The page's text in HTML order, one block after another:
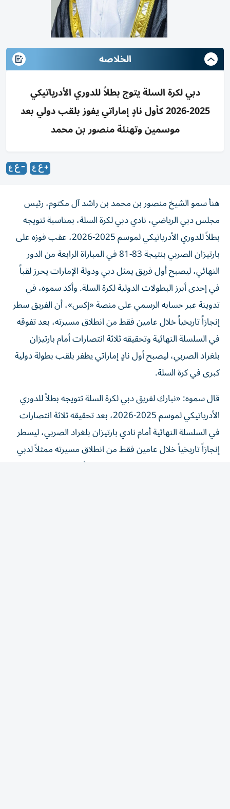
الخلاصه
دبي لكرة السلة يتوج بطلاً للدوري الأدرياتيكي
2025-2026 كأول نادٍ إماراتي يفوز بلقب دولي بعد
موسمين وتهنئة منصور بن محمد
هنأ سمو الشيخ منصور بن محمد بن راشد آل مكتوم، رئيس
مجلس دبي الرياضي، نادي دبي لكرة السلة، بمناسبة تتويجه
بطلاً للدوري الأدرياتيكي لموسم 2025-2026، عقب فوزه على
بارتيزان الصربي بنتيجة 83-81 في المباراة الرابعة من الدور
النهائي، ليصبح أول فريق يمثل دبي ودولة الإمارات يحرز لقباً
في إحدى أبرز البطولات الدولية لكرة السلة. وأكد سموه، في
تدوينة عبر حسابه الرسمي على منصة «إكس»، أن الفريق سطر
إنجازاً تاريخياً خلال عامين فقط من انطلاق مسيرته، بعد تفوقه
في السلسلة النهائية وتحقيقه ثلاثة انتصارات أمام بارتيزان
بلغراد الصربي، ليصبح أول نادٍ إماراتي يظفر بلقب بطولة دولية
كبرى في كرة السلة.
قال سموه: «نبارك لفريق دبي لكرة السلة تتويجه بطلاً للدوري
الأدرياتيكي لموسم 2025-2026، بعد تحقيقه ثلاثة انتصارات
في السلسلة النهائية أمام نادي بارتيزان بلغراد الصربي، ليسطر
إنجازاً تاريخياً خلال عامين فقط من انطلاق مسيرته ممثلاً لدبي
ودولة الإمارات العربية المتحدة، وليصبح أول نادٍ إماراتي يحرز